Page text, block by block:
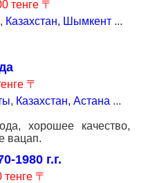
тенге 〒
, Казахстан, Шымкент ...
〒
, Казахстан, Астана ...
хорошее качество,
вацап.
1980 г.г.
〒